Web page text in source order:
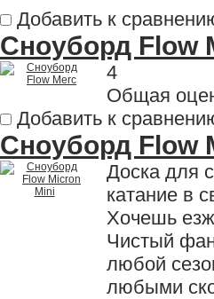
Добавить к
Сноуборд Flow
4
Общая
Добавить к
Сноуборд Flow
Доска для
катание в
Хочешь
Чистый
любой
любыми